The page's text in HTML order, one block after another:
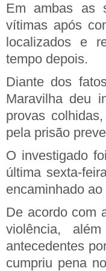
Em ambas as
vítimas após
localizados e
tempo depois.
Diante dos
Maravilha deu
provas
pela prisão
O investigado
última sexta-
encaminhado
De acordo com
violência,
antecedentes
cumpriu pena